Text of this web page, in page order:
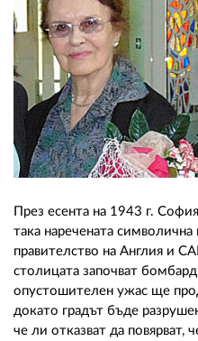
През есента на 1943 г.
така наречената
правителство на Англия и
столицата започват
опустошителен ужас ще
докато градът бъде
че ли отказват да повярват,